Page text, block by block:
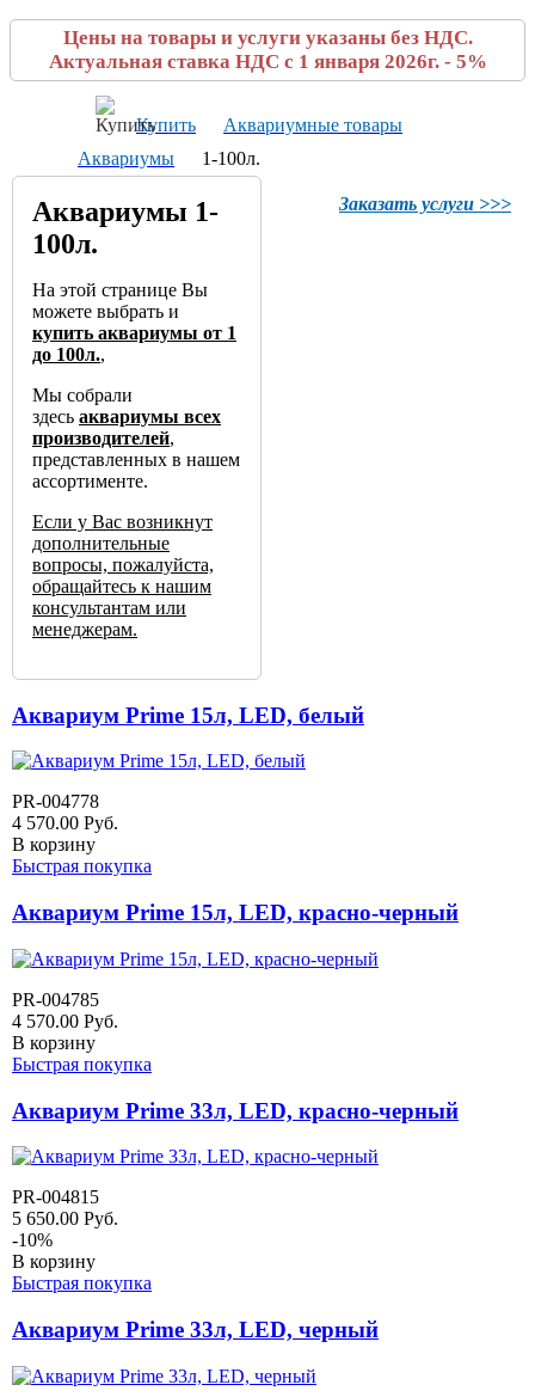
Цены на товары и услуги указаны без НДС.
Актуальная ставка НДС с 1 января 2026г. - 5%
Купить
Аквариумные товары
Аквариумы
1-100л.
Заказать услуги >>>
Аквариумы 1-
100л.
На этой странице Вы
можете выбрать и
купить аквариумы от 1
до 100л.,
Мы собрали
здесь аквариумы всех
производителей,
представленных в нашем
ассортименте.
Если у Вас возникнут
дополнительные
вопросы, пожалуйста,
обращайтесь к нашим
консультантам или
менеджерам.
Аквариум Prime 15л, LED, белый
PR-004778
4 570.00 Руб.
В корзину
Быстрая покупка
Аквариум Prime 15л, LED, красно-черный
PR-004785
4 570.00 Руб.
В корзину
Быстрая покупка
Аквариум Prime 33л, LED, красно-черный
PR-004815
5 650.00 Руб.
-10%
В корзину
Быстрая покупка
Аквариум Prime 33л, LED, черный